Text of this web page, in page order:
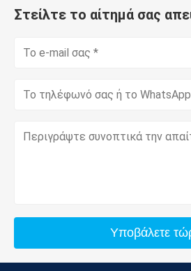
Στείλτε το αίτημά σας
Υποβάλετε